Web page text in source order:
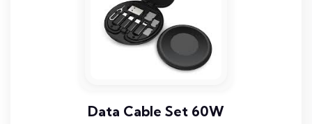
Data Cable Set 60W